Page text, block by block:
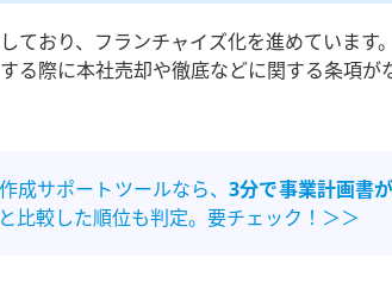
ており、フランチャイズ化を進めています。
る際に本社売却や徹底などに関する条項
成サポートツールなら、3分で事業計画書
比較した順位も判定。要チェック！＞＞